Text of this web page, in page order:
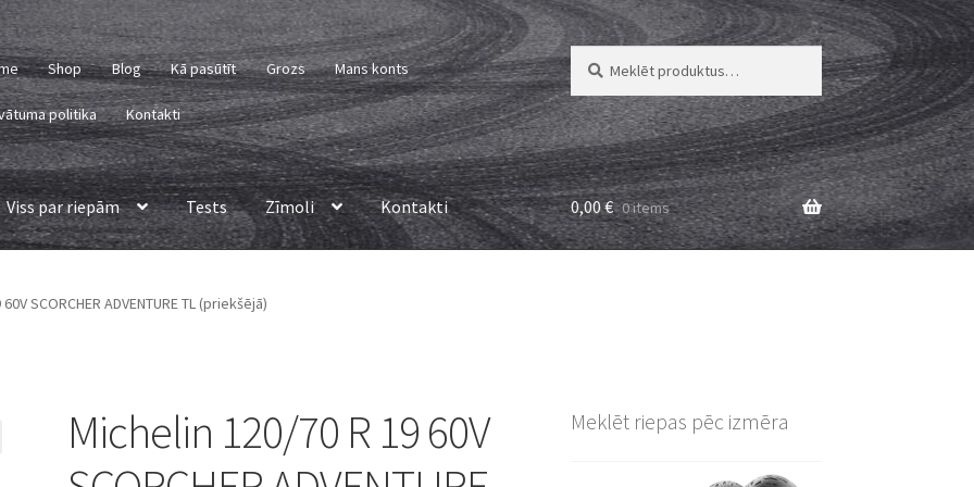
Shop Blog Kā pasūtīt Grozs Mans konts
politika Kontakti
Meklēt:
Meklēt
Viss par riepām Tests Zīmoli Kontakti 0,00€ 0 items
SCORCHER ADVENTURE TL (priekšējā)
Michelin 120/70 R 19 60V
Meklēt riepas pēc izmēra